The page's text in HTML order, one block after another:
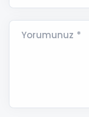
Yorumunuz *